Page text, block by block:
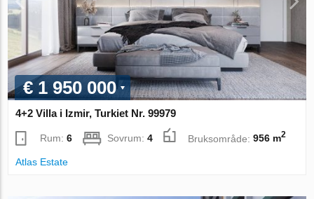
€ 1 950 000
4+2 Villa i Izmir, Turkiet Nr. 99979
Rum:6 Sovrum:4 Bruksområde:956 m2
Atlas Estate